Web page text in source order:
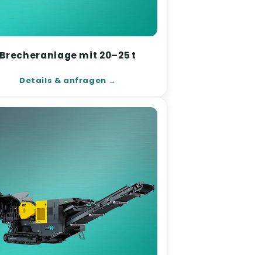
Brecheranlage mit 20–25 t
Details & anfragen